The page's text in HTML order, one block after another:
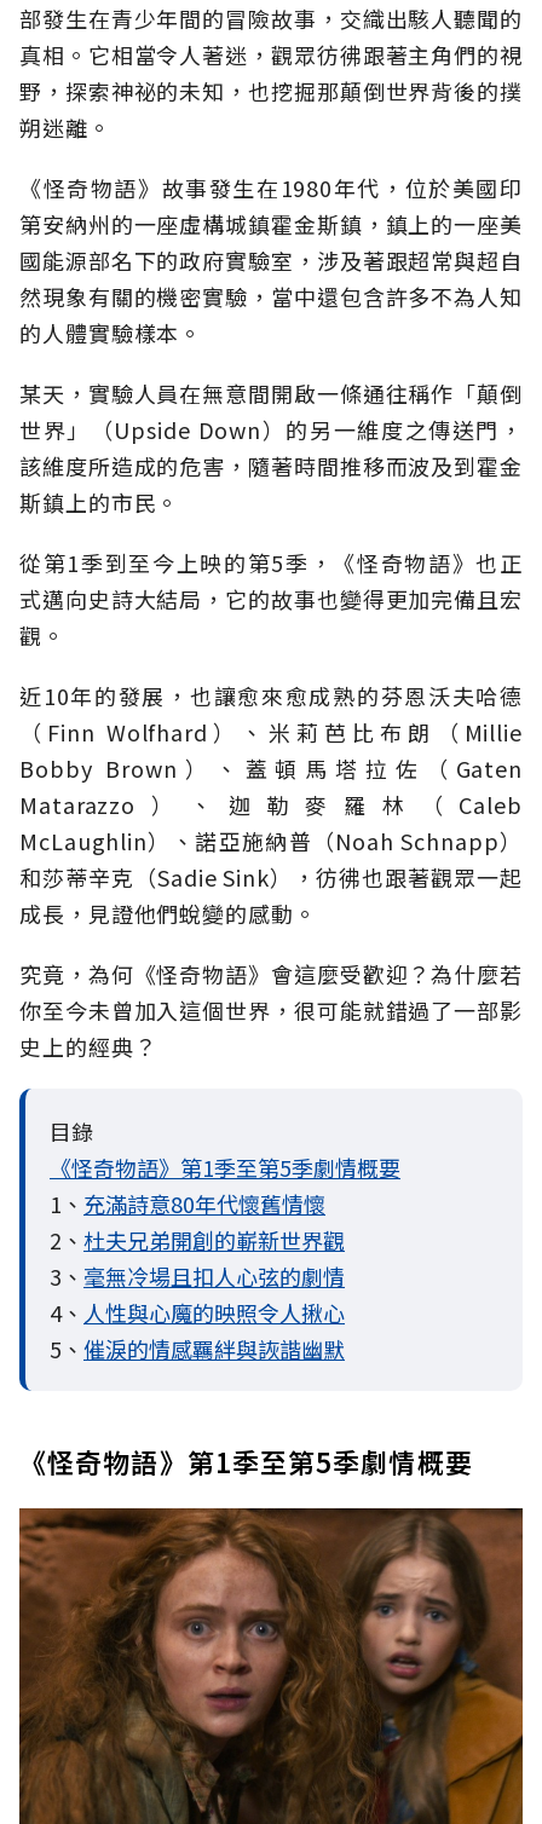
部發生在青少年間的冒險故事，交織出駭人聽聞的
真相。它相當令人著迷，觀眾彷彿跟著主角們的視
野，探索神祕的未知，也挖掘那顛倒世界背後的撲
朔迷離。
《怪奇物語》故事發生在1980年代，位於美國印
第安納州的一座虛構城鎮霍金斯鎮，鎮上的一座美
國能源部名下的政府實驗室，涉及著跟超常與超自
然現象有關的機密實驗，當中還包含許多不為人知
的人體實驗樣本。
某天，實驗人員在無意間開啟一條通往稱作「顛倒
世界」（Upside Down）的另一維度之傳送門，
該維度所造成的危害，隨著時間推移而波及到霍金
斯鎮上的市民。
從第1季到至今上映的第5季，《怪奇物語》也正
式邁向史詩大結局，它的故事也變得更加完備且宏
觀。
近10年的發展，也讓愈來愈成熟的芬恩沃夫哈德
（Finn Wolfhard）、米莉芭比布朗（Millie
Bobby Brown）、蓋頓馬塔拉佐（Gaten
Matarazzo）、迦勒麥羅林（Caleb
McLaughlin）、諾亞施納普（Noah Schnapp）
和莎蒂辛克（Sadie Sink），彷彿也跟著觀眾一起
成長，見證他們蛻變的感動。
究竟，為何《怪奇物語》會這麼受歡迎？為什麼若
你至今未曾加入這個世界，很可能就錯過了一部影
史上的經典？
目錄
《怪奇物語》第1季至第5季劇情概要
1、 充滿詩意80年代懷舊情懷
2、 杜夫兄弟開創的嶄新世界觀
3、 毫無冷場且扣人心弦的劇情
4、 人性與心魔的映照令人揪心
5、 催淚的情感羈絆與詼諧幽默
《怪奇物語》第1季至第5季劇情概要